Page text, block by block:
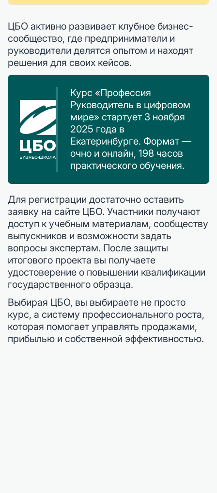
ЦБО активно развивает клубное бизнес-
сообщество, где предприниматели и
руководители делятся опытом и находят
решения для своих кейсов.
Курс «Профессия
Руководитель в цифровом
мире» стартует 3 ноября
2025 года в
Екатеринбурге. Формат —
очно и онлайн, 198 часов
практического обучения.
Для регистрации достаточно оставить
заявку на сайте ЦБО. Участники получают
доступ к учебным материалам, сообществу
выпускников и возможности задать
вопросы экспертам. После защиты
итогового проекта вы получаете
удостоверение о повышении квалификации
государственного образца.
Выбирая ЦБО, вы выбираете не просто
курс, а систему профессионального роста,
которая помогает управлять продажами,
прибылью и собственной эффективностью.